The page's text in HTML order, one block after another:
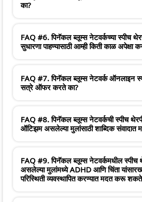
का?
FAQ #6. पिनॅकल ब्लूम्स नेटवर्कच्या स्पीच
सुधारणा पाहण्यासाठी आम्ही किती काळ
FAQ #7. पिनॅकल ब्लूम्स नेटवर्क ऑनलाइन
सत्रे ऑफर करते का?
FAQ #8. पिनॅकल ब्लूम्स नेटवर्कची स्पीच
ऑटिझम असलेल्या मुलांसाठी शाब्दिक संवादात
FAQ #9. पिनॅकल ब्लूम्स नेटवर्कमधील स्पीच
असलेल्या मुलांमध्ये ADHD आणि चिंता
परिस्थिती व्यवस्थापित करण्यात मदत करू